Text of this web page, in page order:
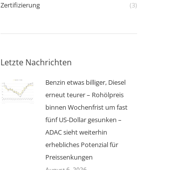
Zertifizierung
(3)
Letzte Nachrichten
Benzin etwas billiger, Diesel
erneut teurer – Rohölpreis
binnen Wochenfrist um fast
fünf US-Dollar gesunken –
ADAC sieht weiterhin
erhebliches Potenzial für
Preissenkungen